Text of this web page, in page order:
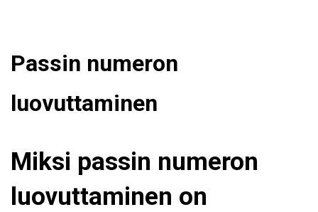
Passin numeron
luovuttaminen
Miksi passin numeron
luovuttaminen on